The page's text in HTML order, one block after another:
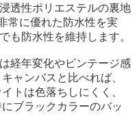
透性ポリエステルの裏地
常に優れた防水性を実
も防水性を維持します。
経年変化やビンテージ感
ャンバスと比べれば、
トは色落ちしにくく、
ブラックカラーのバッ